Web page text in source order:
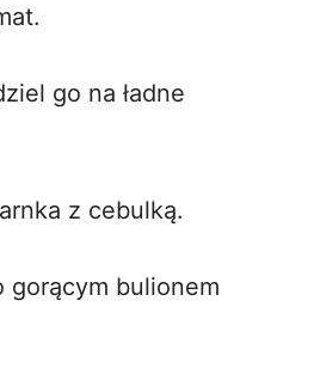
go na ładne
z cebulką.
gorącym bulionem